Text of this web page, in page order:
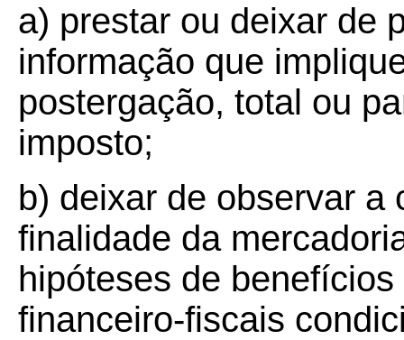
a) prestar ou deixar de
informação que
postergação, total ou
imposto;
b) deixar de observar a
finalidade da
hipóteses de
financeiro-fiscais